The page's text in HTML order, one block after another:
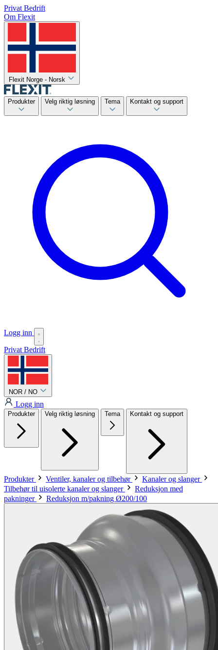
Privat Bedrift
Om Flexit
Flexit Norge - Norsk
Produkter Velg riktig løsning Tema Kontakt og support
Logg inn
Privat Bedrift
NOR / NO
Logg inn
Produkter Velg riktig løsning Tema Kontakt og support
Produkter Ventiler, kanaler og tilbehør
Kanaler og slanger
Tilbehør til uisolerte kanaler og slanger
Reduksjon med
pakninger
Reduksjon m/pakning Ø200/100